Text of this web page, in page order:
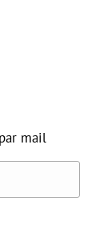
mail